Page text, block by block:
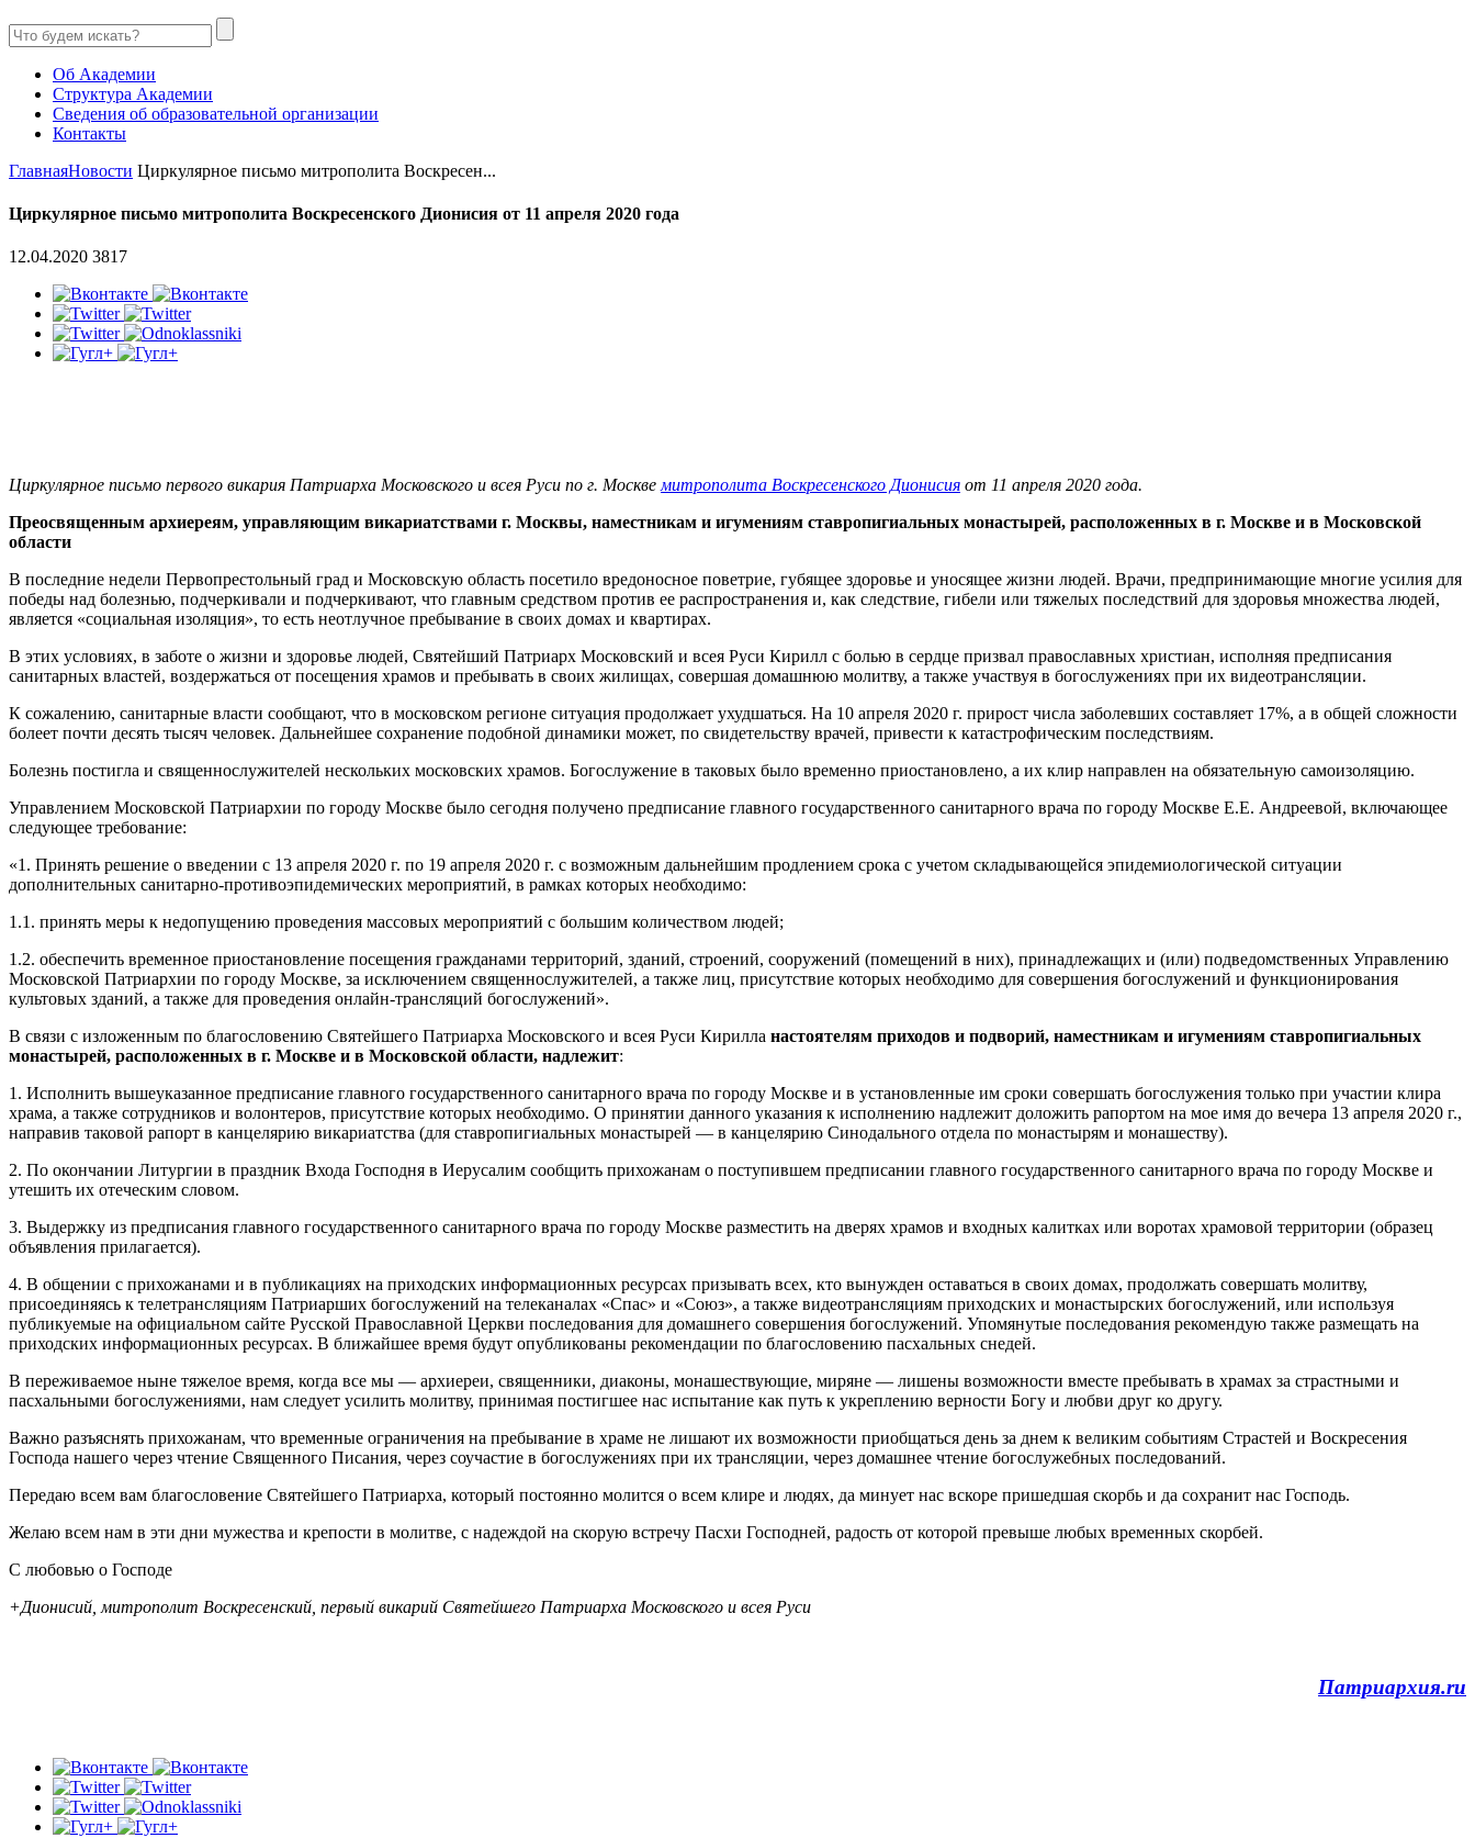
Об Академии
Структура Академии
Сведения об образовательной организации
Контакты
ГлавнаяНовости Циркулярное письмо митрополита Воскресен...
Циркулярное письмо митрополита Воскресенского Дионисия от 11 апреля 2020 года
12.04.2020 3817
Циркулярное письмо первого викария Патриарха Московского и всея Руси по г. Москвемитрополита Воскресенского Дионисия от 11 апреля 2020 года.
Преосвященным архиереям, управляющим викариатствами г. Москвы, наместникам и игумениям ставропигиальных монастырей, расположенных в г. Москве и в Московской
области
В последние недели Первопрестольный град и Московскую область посетило вредоносное поветрие, губящее здоровье и уносящее жизни людей. Врачи, предпринимающие многие усилия для
победы над болезнью, подчеркивали и подчеркивают, что главным средством против ее распространения и, как следствие, гибели или тяжелых последствий для здоровья множества людей,
является «социальная изоляция», то есть неотлучное пребывание в своих домах и квартирах.
В этих условиях, в заботе о жизни и здоровье людей, Святейший Патриарх Московский и всея Руси Кирилл с болью в сердце призвал православных христиан, исполняя предписания
санитарных властей, воздержаться от посещения храмов и пребывать в своих жилищах, совершая домашнюю молитву, а также участвуя в богослужениях при их видеотрансляции.
К сожалению, санитарные власти сообщают, что в московском регионе ситуация продолжает ухудшаться. На 10 апреля 2020 г. прирост числа заболевших составляет 17%, а в общей сложности
болеет почти десять тысяч человек. Дальнейшее сохранение подобной динамики может, по свидетельству врачей, привести к катастрофическим последствиям.
Болезнь постигла и священнослужителей нескольких московских храмов. Богослужение в таковых было временно приостановлено, а их клир направлен на обязательную самоизоляцию.
Управлением Московской Патриархии по городу Москве было сегодня получено предписание главного государственного санитарного врача по городу Москве Е.Е. Андреевой, включающее
следующее требование:
«1. Принять решение о введении с 13 апреля 2020 г. по 19 апреля 2020 г. с возможным дальнейшим продлением срока с учетом складывающейся эпидемиологической ситуации
дополнительных санитарно-противоэпидемических мероприятий, в рамках которых необходимо:
1.1. принять меры к недопущению проведения массовых мероприятий с большим количеством людей;
1.2. обеспечить временное приостановление посещения гражданами территорий, зданий, строений, сооружений (помещений в них), принадлежащих и (или) подведомственных Управлению
Московской Патриархии по городу Москве, за исключением священнослужителей, а также лиц, присутствие которых необходимо для совершения богослужений и функционирования
культовых зданий, а также для проведения онлайн-трансляций богослужений».
В связи с изложенным по благословению Святейшего Патриарха Московского и всея Руси Кирилла настоятелям приходов и подворий, наместникам и игумениям ставропигиальных
монастырей, расположенных в г. Москве и в Московской области, надлежит:
1. Исполнить вышеуказанное предписание главного государственного санитарного врача по городу Москве и в установленные им сроки совершать богослужения только при участии клира
храма, а также сотрудников и волонтеров, присутствие которых необходимо. О принятии данного указания к исполнению надлежит доложить рапортом на мое имя до вечера 13 апреля 2020 г.,
направив таковой рапорт в канцелярию викариатства (для ставропигиальных монастырей — в канцелярию Синодального отдела по монастырям и монашеству).
2. По окончании Литургии в праздник Входа Господня в Иерусалим сообщить прихожанам о поступившем предписании главного государственного санитарного врача по городу Москве и
утешить их отеческим словом.
3. Выдержку из предписания главного государственного санитарного врача по городу Москве разместить на дверях храмов и входных калитках или воротах храмовой территории (образец
объявления прилагается).
4. В общении с прихожанами и в публикациях на приходских информационных ресурсах призывать всех, кто вынужден оставаться в своих домах, продолжать совершать молитву,
присоединяясь к телетрансляциям Патриарших богослужений на телеканалах «Спас» и «Союз», а также видеотрансляциям приходских и монастырских богослужений, или используя
публикуемые на официальном сайте Русской Православной Церкви последования для домашнего совершения богослужений. Упомянутые последования рекомендую также размещать на
приходских информационных ресурсах. В ближайшее время будут опубликованы рекомендации по благословению пасхальных снедей.
В переживаемое ныне тяжелое время, когда все мы — архиереи, священники, диаконы, монашествующие, миряне — лишены возможности вместе пребывать в храмах за страстными и
пасхальными богослужениями, нам следует усилить молитву, принимая постигшее нас испытание как путь к укреплению верности Богу и любви друг ко другу.
Важно разъяснять прихожанам, что временные ограничения на пребывание в храме не лишают их возможности приобщаться день за днем к великим событиям Страстей и Воскресения
Господа нашего через чтение Священного Писания, через соучастие в богослужениях при их трансляции, через домашнее чтение богослужебных последований.
Передаю всем вам благословение Святейшего Патриарха, который постоянно молится о всем клире и людях, да минует нас вскоре пришедшая скорбь и да сохранит нас Господь.
Желаю всем нам в эти дни мужества и крепости в молитве, с надеждой на скорую встречу Пасхи Господней, радость от которой превыше любых временных скорбей.
С любовью о Господе
+Дионисий, митрополит Воскресенский, первый викарий Святейшего Патриарха Московского и всея Руси
Патриархия.ru